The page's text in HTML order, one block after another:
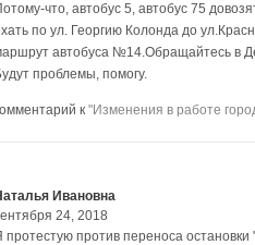
что, автобус 5, автобус 75
по ул. Георгию Колонда до
автобуса №14.Обращайтесь в
проблемы, помогу.
к "Изменения в работе
Ивановна
24, 2018
протестую против переноса